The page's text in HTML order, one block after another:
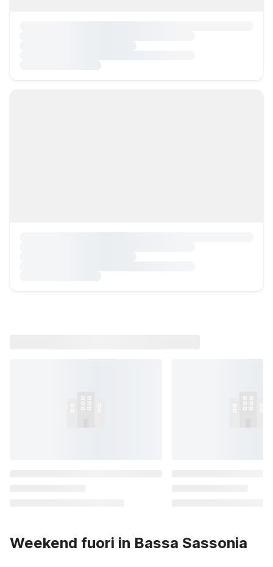
Weekend fuori in Bassa Sassonia